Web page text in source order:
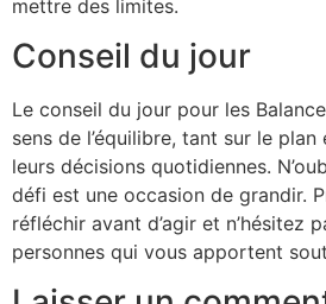
mettre des limites.
Conseil du jour
Le conseil du jour pour les
sens de l’équilibre, tant sur le
leurs décisions quotidiennes.
défi est une occasion de grandir.
réfléchir avant d’agir et n’hésitez
personnes qui vous apportent